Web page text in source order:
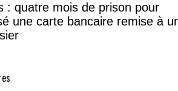
: quatre mois de prison pour
une carte bancaire remise à